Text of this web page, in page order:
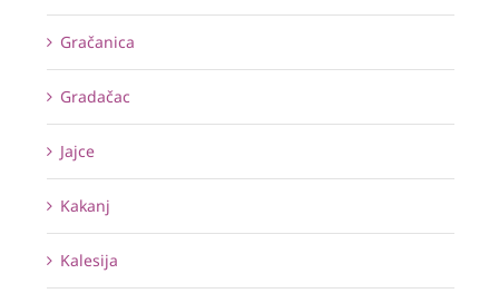
Gračanica
Gradačac
Jajce
Kakanj
Kalesija